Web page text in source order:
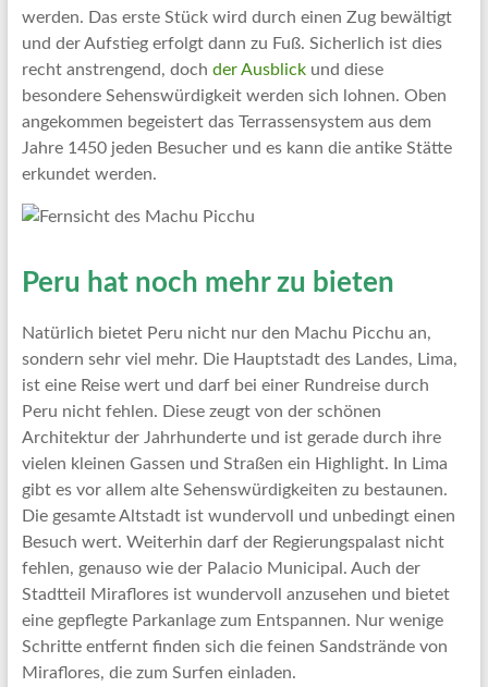
werden. Das erste Stück wird durch einen Zug bewältigt
und der Aufstieg erfolgt dann zu Fuß. Sicherlich ist dies
recht anstrengend, doch der Ausblickund diese
besondere Sehenswürdigkeit werden sich lohnen. Oben
angekommen begeistert das Terrassensystem aus dem
Jahre 1450 jeden Besucher und es kann die antike Stätte
erkundet werden.
Peru hat noch mehr zu bieten
Natürlich bietet Peru nicht nur den Machu Picchu an,
sondern sehr viel mehr. Die Hauptstadt des Landes, Lima,
ist eine Reise wert und darf bei einer Rundreise durch
Peru nicht fehlen. Diese zeugt von der schönen
Architektur der Jahrhunderte und ist gerade durch ihre
vielen kleinen Gassen und Straßen ein Highlight. In Lima
gibt es vor allem alte Sehenswürdigkeiten zu bestaunen.
Die gesamte Altstadt ist wundervoll und unbedingt einen
Besuch wert. Weiterhin darf der Regierungspalast nicht
fehlen, genauso wie der Palacio Municipal. Auch der
Stadtteil Miraflores ist wundervoll anzusehen und bietet
eine gepflegte Parkanlage zum Entspannen. Nur wenige
Schritte entfernt finden sich die feinen Sandstrände von
Miraflores, die zum Surfen einladen.